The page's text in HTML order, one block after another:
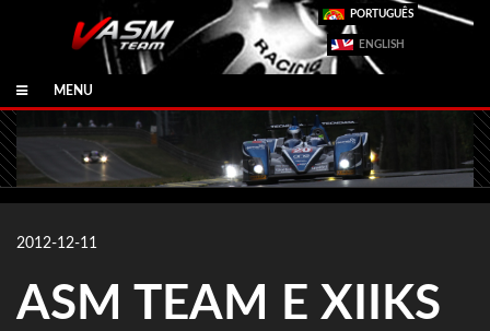
PORTUGUÊS
ENGLISH
MENU
2012-12-11
ASM TEAM E XIIKS